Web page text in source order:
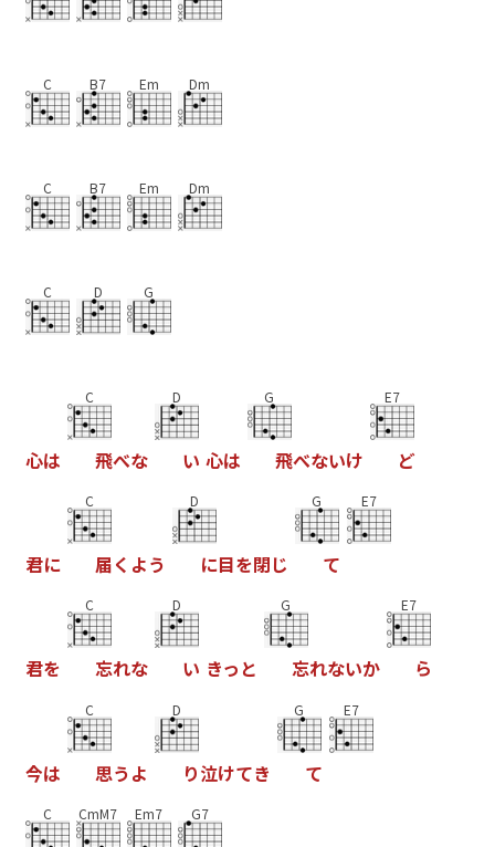
C B7 Em Dm
C B7 Em Dm
C D G
心は
C
飛へな
D
い 心は
G
飛へないけ
E7
と
君に
C
届く よう
D
に目を閉し
G
て
E7
君を
C
忘れな
D
い きっ と
G
忘れないか
E7
ら
今は
C
思う よ
D
り泣けてき
G
て
E7
C CmM7 Em7 G7